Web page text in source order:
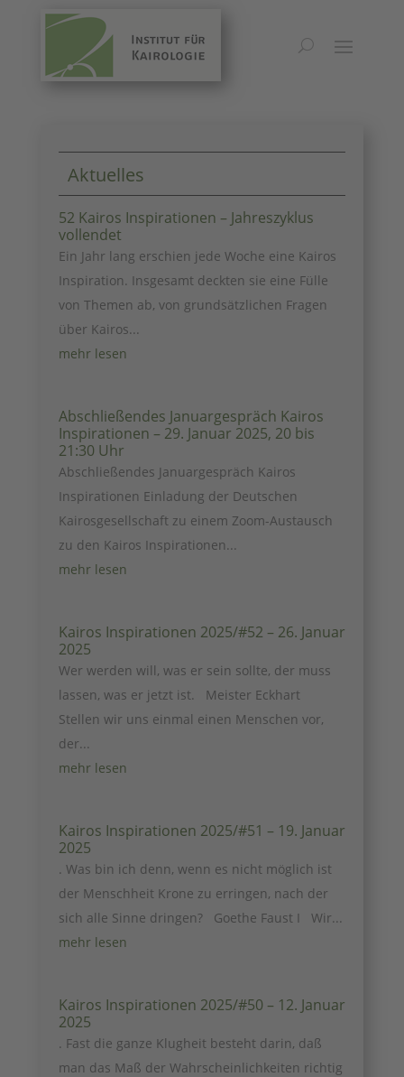
Anthropologie
Aktuelles
52 Kairos Inspirationen – Jahreszyklus
vollendet
Ein Jahr lang erschien jede Woche eine Kairos
Inspiration. Insgesamt deckten sie eine Fülle
von Themen ab, von grundsätzlichen Fragen
über Kairos...
mehr lesen
Abschließendes Januargespräch Kairos
Inspirationen – 29. Januar 2025, 20 bis
21:30 Uhr
Abschließendes Januargespräch Kairos
Inspirationen Einladung der Deutschen
Kairosgesellschaft zu einem Zoom-Austausch
zu den Kairos Inspirationen...
mehr lesen
Kairos Inspirationen 2025/#52 – 26. Januar
2025
Wer werden will, was er sein sollte, der muss
lassen, was er jetzt ist. Meister Eckhart
Stellen wir uns einmal einen Menschen vor,
der...
mehr lesen
Kairos Inspirationen 2025/#51 – 19. Januar
2025
. Was bin ich denn, wenn es nicht möglich ist
der Menschheit Krone zu erringen, nach der
sich alle Sinne dringen? Goethe Faust I Wir...
mehr lesen
Kairos Inspirationen 2025/#50 – 12. Januar
2025
. Fast die ganze Klugheit besteht darin, daß
man das Maß der Wahrscheinlichkeiten richtig